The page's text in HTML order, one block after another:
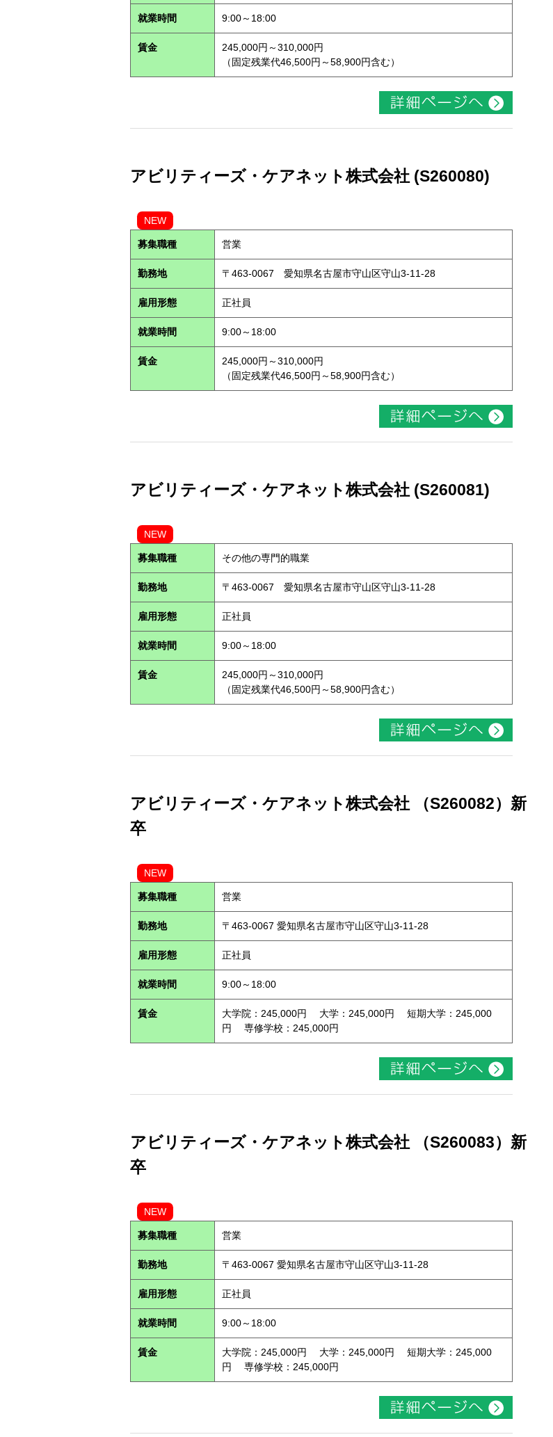
就業時間 9:00～18:00
賃金
245,000円～310,000円
（固定残業代46,500円～58,900円含む）
アビリティーズ・ケアネット株式会社 (S260080)
NEW
募集職種 営業
勤務地 〒463-0067 愛知県名古屋市守山区守山3-11-28
雇用形態 正社員
就業時間 9:00～18:00
賃金
245,000円～310,000円
（固定残業代46,500円～58,900円含む）
アビリティーズ・ケアネット株式会社 (S260081)
NEW
募集職種 その他の専門的職業
勤務地 〒463-0067 愛知県名古屋市守山区守山3-11-28
雇用形態 正社員
就業時間 9:00～18:00
賃金
245,000円～310,000円
（固定残業代46,500円～58,900円含む）
アビリティーズ・ケアネット株式会社 （S260082）新
卒
NEW
募集職種 営業
勤務地 〒463-0067 愛知県名古屋市守山区守山3-11-28
雇用形態 正社員
就業時間 9:00～18:00
賃金
大学院：245,000円 大学：245,000円 短期大学：245,000
円 専修学校：245,000円
アビリティーズ・ケアネット株式会社 （S260083）新
卒
NEW
募集職種 営業
勤務地 〒463-0067 愛知県名古屋市守山区守山3-11-28
雇用形態 正社員
就業時間 9:00～18:00
賃金
大学院：245,000円 大学：245,000円 短期大学：245,000
円 専修学校：245,000円